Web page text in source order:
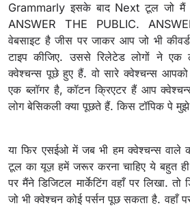
Grammarly इसके बाद Next टूल जो मैं
ANSWER THE PUBLIC.
वेबसाइट है जीस पर जाकर आप जो भी
टाइप कीजिए. उससे रिलेटेड लोगों ने एक
क्वेश्चन्स पूछे हुए हैं. वो सारे क्वेश्चन्स
एक ब्लॉगर है, कॉटन क्रिएटर हैं आप
लोग बेसिकली क्या पूछते हैं. किस टॉपिक पे मुझे
या फिर एसईओ में जब भी हम क्वेश्चन्स वाले
टूल का यूज़ हमें जरूर करना चाहिए ये बहुत
पर मैंने डिजिटल मार्केटिंग वहाँ पर लिखा. तो
जो भी क्वेश्चन कोई पर्सन पूछ सकता है. वहाँ